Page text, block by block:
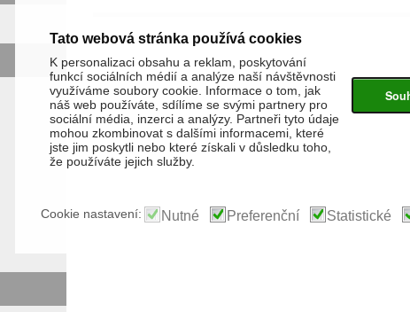
Tato webová stránka používá cookies
K personalizaci obsahu a reklam, poskytování
funkcí sociálních médií a analýze naší návštěvnosti
využíváme soubory cookie. Informace o tom, jak
náš web používáte, sdílíme se svými partnery pro
sociální média, inzerci a analýzy. Partneři tyto údaje
mohou zkombinovat s dalšími informacemi, které
jste jim poskytli nebo které získali v důsledku toho,
že používáte jejich služby.
Cookie nastavení: Nutné Preferenční Statistické